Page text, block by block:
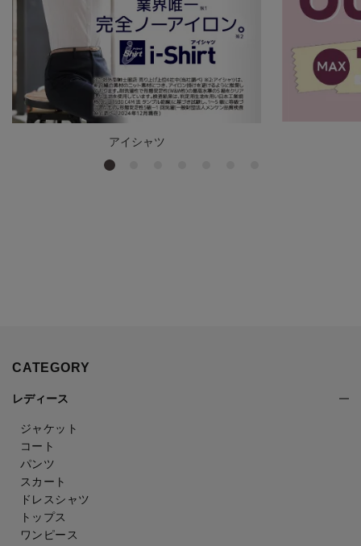
アイシャツ
CATEGORY
レディース
ジャケット
コート
パンツ
スカート
ドレスシャツ
トップス
ワンピース